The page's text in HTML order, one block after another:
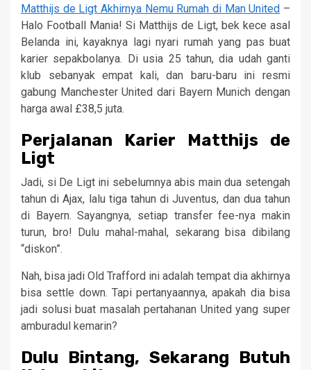
Matthijs de Ligt Akhirnya Nemu Rumah di Man United –
Halo Football Mania! Si Matthijs de Ligt, bek kece asal
Belanda ini, kayaknya lagi nyari rumah yang pas buat
karier sepakbolanya. Di usia 25 tahun, dia udah ganti
klub sebanyak empat kali, dan baru-baru ini resmi
gabung Manchester United dari Bayern Munich dengan
harga awal £38,5 juta.
Perjalanan Karier Matthijs de
Ligt
Jadi, si De Ligt ini sebelumnya abis main dua setengah
tahun di Ajax, lalu tiga tahun di Juventus, dan dua tahun
di Bayern. Sayangnya, setiap transfer fee-nya makin
turun, bro! Dulu mahal-mahal, sekarang bisa dibilang
“diskon”.
Nah, bisa jadi Old Trafford ini adalah tempat dia akhirnya
bisa settle down. Tapi pertanyaannya, apakah dia bisa
jadi solusi buat masalah pertahanan United yang super
amburadul kemarin?
Dulu Bintang, Sekarang Butuh